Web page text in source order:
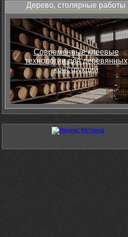
Дерево, столярные работы
Современные клеевые
технологии для деревянных
конструкций